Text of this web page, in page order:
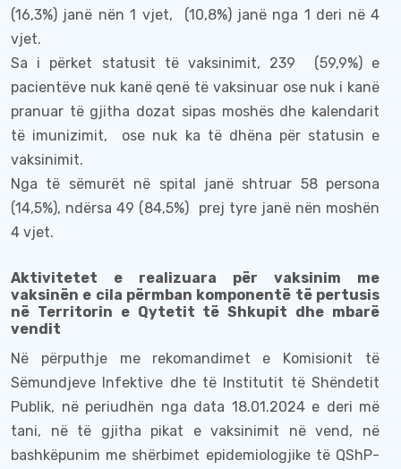
(16,3%) janë nën 1 vjet,
(10,8%) janë nga 1 deri në 4
vjet.
Sa i përket statusit të vaksinimit, 239
(59,9%) e
pacientëve nuk kanë qenë të vaksinuar ose nuk i kanë
pranuar të gjitha dozat sipas moshës dhe kalendarit
të imunizimit,
ose nuk ka të dhëna përstatusin e
vaksinimit.
Nga të sëmurët në spital janë shtruar 58persona
(14,5%), ndërsa49 (84,5%)
prej tyre janë nën moshën
4 vjet.
Aktivitetet e realizuara për vaksinim me
vaksinën e cila përmban komponentë të pertusis
në Territorin e Qytetit të Shkupit dhe mbarë
vendit
Në përputhje me rekomandimet e Komisionit të
Sëmundjeve Infektive dhe të Institutit të Shëndetit
Publik, në periudhën nga data 18.01.2024 e deri më
tani, në të gjitha pikat e vaksinimit në vend, në
bashkëpunim me shërbimet epidemiologjike të QShP-